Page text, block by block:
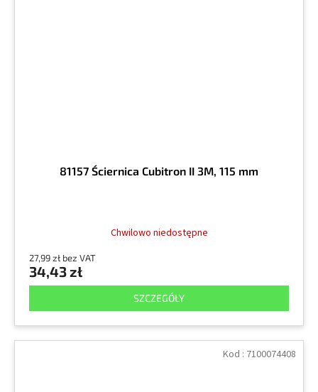
81157 Ściernica Cubitron II 3M, 115 mm
Chwilowo niedostępne
27,99 zł bez VAT
34,43 zł
SZCZEGÓŁY
Kod : 7100074408